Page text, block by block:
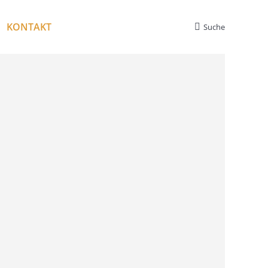
KONTAKT Search:
Suche